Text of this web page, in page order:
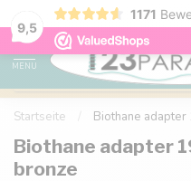
9,5
1171
Kostenlose Lieferung nach
MENU
Startseite Biothane
Biothane adapter
bronze